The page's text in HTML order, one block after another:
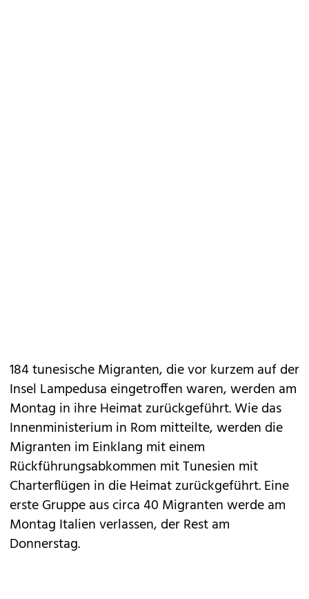
184 tunesische Migranten, die vor kurzem auf der
Insel Lampedusa eingetroffen waren, werden am
Montag in ihre Heimat zurückgeführt. Wie das
Innenministerium in Rom mitteilte, werden die
Migranten im Einklang mit einem
Rückführungsabkommen mit Tunesien mit
Charterflügen in die Heimat zurückgeführt. Eine
erste Gruppe aus circa 40 Migranten werde am
Montag Italien verlassen, der Rest am
Donnerstag.